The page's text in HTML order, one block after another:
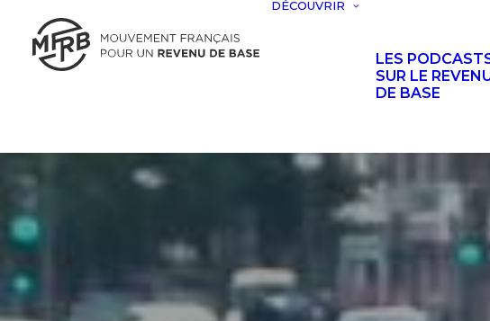
DÉCOUVRIR
LES
SUR LE
DE BASE